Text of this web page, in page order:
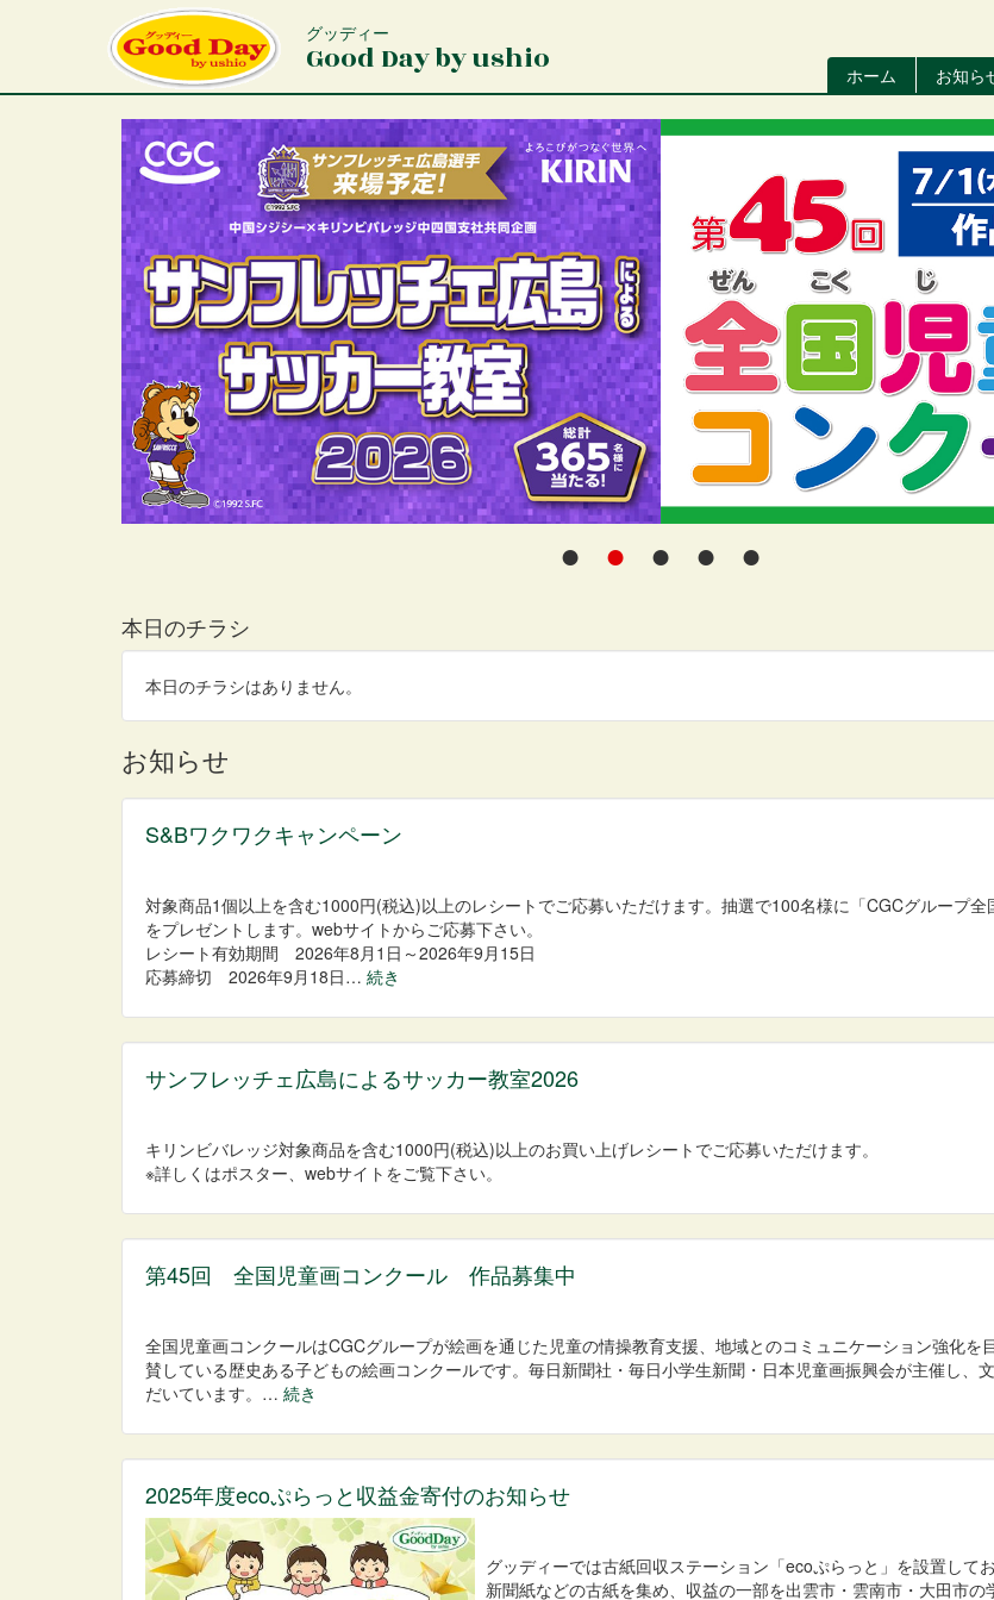
グッディー
Good Day by ushio
メ
イ
ン
ビ
ゲ
ー
シ
ョ
ン
ホーム お知ら
● ● ● ● ●
本日のチラシ
本日のチラシはありません。
お知らせ
S&Bワクワクキャンペーン
対象商品1個以上を含む1000円(税込)以上のレシートでご応募いただけます。抽選で100名様に「CGCグループ全
をプレゼントします。webサイトからご応募下さい。
レシート有効期間 2026年8月1日～2026年9月15日
応募締切 2026年9月18日… 続き
サンフレッチェ広島によるサッカー教室2026
キリンビバレッジ対象商品を含む1000円(税込)以上のお買い上げレシートでご応募いただけます。
※詳しくはポスター、webサイトをご覧下さい。
第45回 全国児童画コンクール 作品募集中
全国児童画コンクールはCGCグループが絵画を通じた児童の情操教育支援、地域とのコミュニケーション強化を
賛している歴史ある子どもの絵画コンクールです。毎日新聞社・毎日小学生新聞・日本児童画振興会が主催し、
だいています。… 続き
2025年度ecoぷらっと収益金寄付のお知らせ
グッディーでは古紙回収ステーション「ecoぷらっと」を設置して
新聞紙などの古紙を集め、収益の一部を出雲市・雲南市・大田市の